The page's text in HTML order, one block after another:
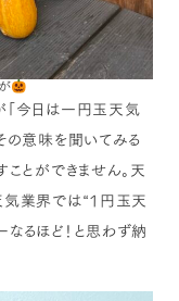
今日は一円玉天気
の意味を聞いてみる
とができません。天
気業界では“1円玉天
なるほど！と思わず納